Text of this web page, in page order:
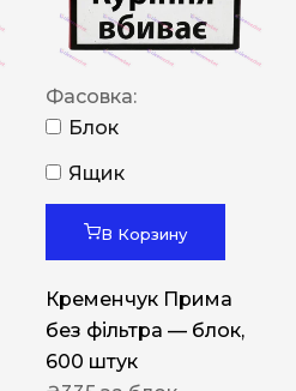
Фасовка:
Блок
Ящик
В Корзину
Кременчук Прима
без фільтра — блок,
600 штук